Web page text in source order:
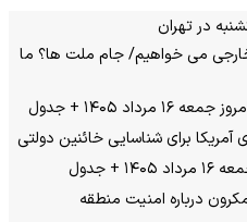
در تهران
می خواهیم/ جام ملت ها؟ ما
۱۴۰۵ + جدول
آمریکا برای شناسایی خائنین دولتی
جدول
درباره امنیت منطقه